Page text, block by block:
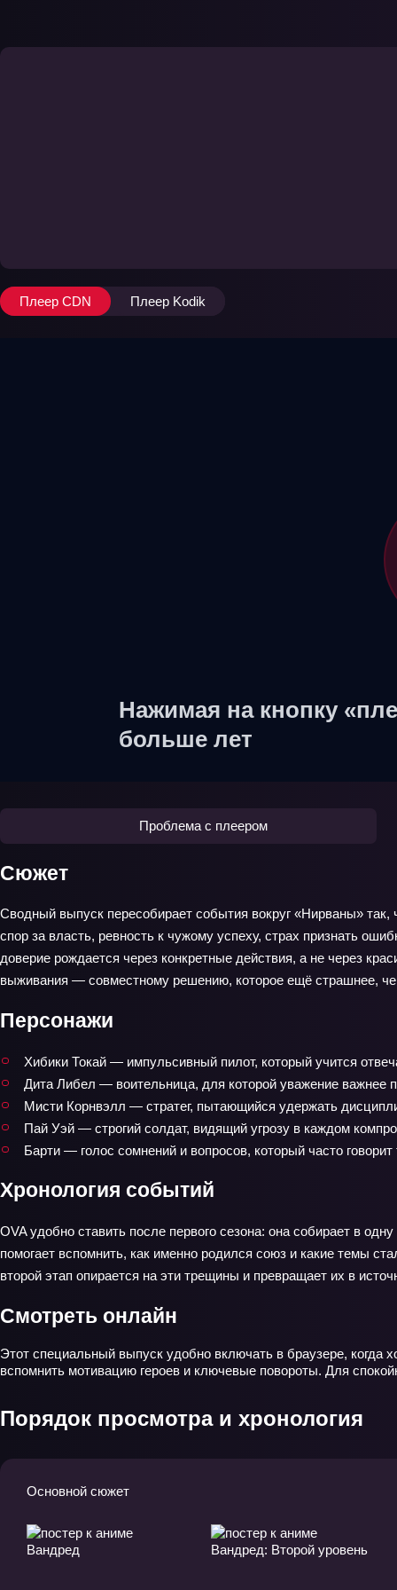
Плеер CDN Плеер Kodik
Нажимая на кнопку
больше лет
Проблема с плеером
Сюжет
Сводный выпуск пересобирает события вокруг «Нирваны»
спор за власть, ревность к чужому успеху, страх признать
доверие рождается через конкретные действия, а не через
выживания — совместному решению, которое ещё страшнее,
Персонажи
Хибики Токай — импульсивный пилот, который учится
Дита Либел — воительница, для которой уважение важнее
Мисти Корнвэлл — стратег, пытающийся удержать
Пай Уэй — строгий солдат, видящий угрозу в каждом
Барти — голос сомнений и вопросов, который часто говорит
Хронология событий
OVA удобно ставить после первого сезона: она собирает в
помогает вспомнить, как именно родился союз и какие темы
второй этап опирается на эти трещины и превращает их в
Смотреть онлайн
Этот специальный выпуск удобно включать в браузере, когда
вспомнить мотивацию героев и ключевые повороты. Для
Порядок просмотра и хронология
Основной сюжет